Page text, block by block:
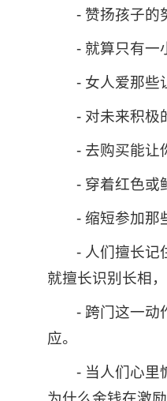
- 赞扬孩子的
- 就算只有一
- 女人爱那些
- 对未来积极
- 去购买能让
- 穿着红色或
- 缩短参加那
- 人们擅长记
就擅长识别长相
- 跨门这一动
应。
- 当人们心里